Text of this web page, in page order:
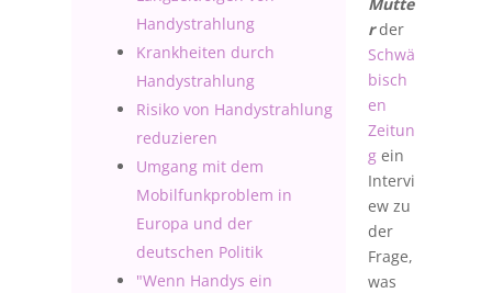
Handystrahlung
Krankheiten durch
Handystrahlung
Risiko von Handystrahlung
reduzieren
Umgang mit dem
Mobilfunkproblem in
Europa und der
deutschen Politik
"Wenn Handys ein
rder
Schwä
bisch
en
Zeitun
gein
Intervi
ew zu
der
Frage,
was